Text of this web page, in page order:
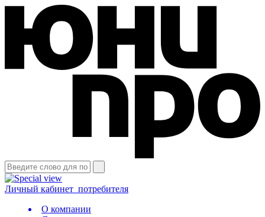
Личный кабинет потребителя
О компании